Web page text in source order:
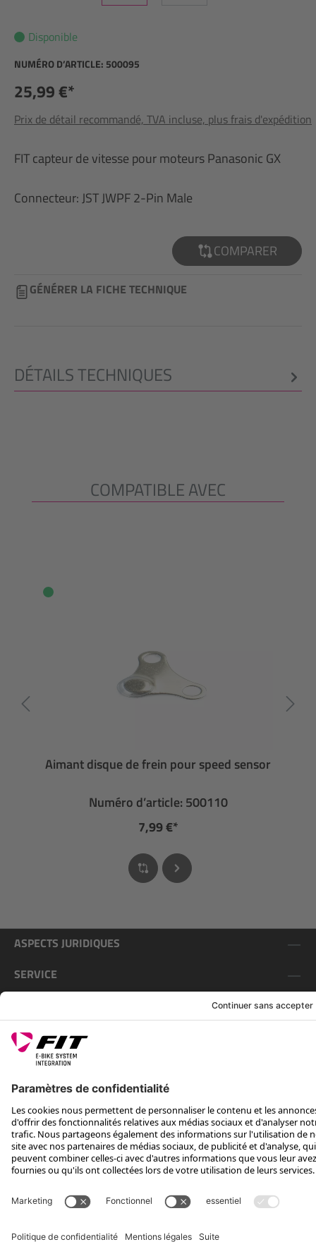
Disponible
NUMÉRO D’ARTICLE: 500095
25,99 €*
Prix de détail recommandé, TVA incluse, plus frais d'expédition
FIT capteur de vitesse pour moteurs Panasonic GX
Connecteur: JST JWPF 2-Pin Male
COMPARER
GÉNÉRER LA FICHE TECHNIQUE
DÉTAILS TECHNIQUES
Ignorer la galerie de produits
COMPATIBLE AVEC
Aimant disque de frein pour speed sensor
Numéro d’article: 500110
7,99 €*
ASPECTS JURIDIQUES
SERVICE
SUIS-NOUS SUR
*Prix conseillé avec TVA. Hors frais de transport